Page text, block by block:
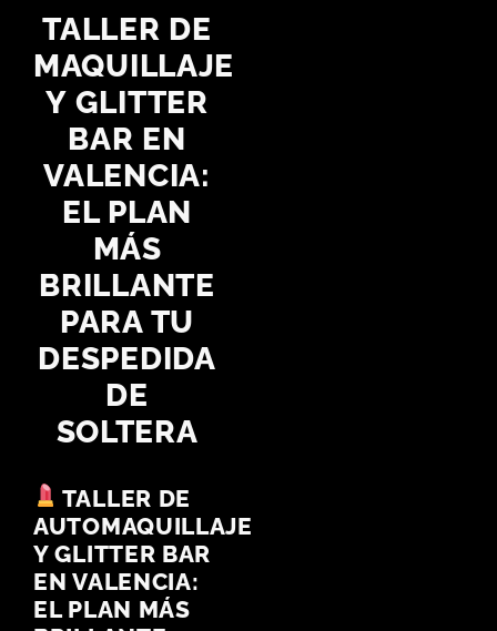
TALLER DE
MAQUILLAJE
Y GLITTER
BAR EN
VALENCIA:
EL PLAN
MÁS
BRILLANTE
PARA TU
DESPEDIDA
DE
SOLTERA
TALLER DE
AUTOMAQUILLAJE
Y GLITTER BAR
EN VALENCIA:
EL PLAN MÁS